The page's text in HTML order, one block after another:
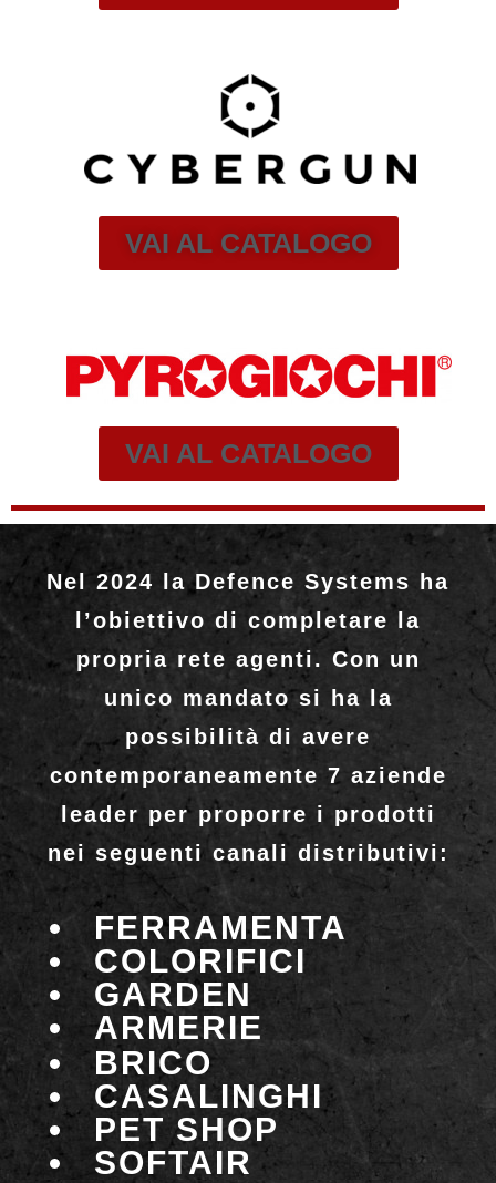
VAI AL CATALOGO
VAI AL CATALOGO
Nel 2024 la Defence Systems ha
l’obiettivo di completare la
propria rete agenti. Con un
unico mandato si ha la
possibilità di avere
contemporaneamente 7 aziende
leader per proporre i prodotti
nei seguenti canali distributivi:
FERRAMENTA
COLORIFICI
GARDEN
ARMERIE
BRICO
CASALINGHI
PET SHOP
SOFTAIR